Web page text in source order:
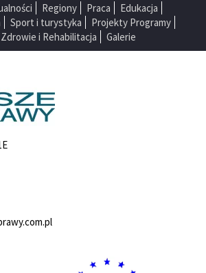
Regiony Praca
Edukacja
Sport i turystyka
Projekty Programy
i Rehabilitacja
Galerie